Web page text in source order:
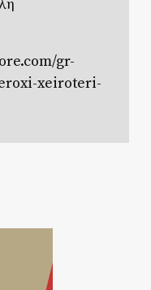
gr-
xeiroteri-